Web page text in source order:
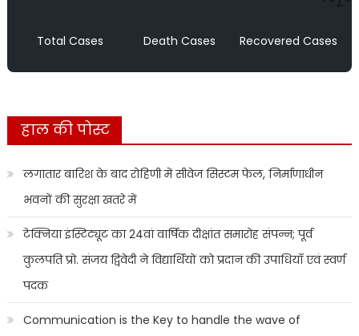
Total Cases Death Cases Recovered Cases
हाल की पोस्ट
लगातार बारिश के बाद रोहिणी में सीवेज सिस्टम फेल, निर्माणाधीन
भवनों की सुरक्षा खतरे में
टेक्निया इंस्टिट्यूट का 24वां वार्षिक दीक्षांत समारोह संपन्न; पूर्व
कुलपति प्रो. संजय द्विवेदी ने विद्यार्थियों को प्रदान की उपाधियाँ एवं स्वर्ण
पदक
Communication is the Key to handle the wave of